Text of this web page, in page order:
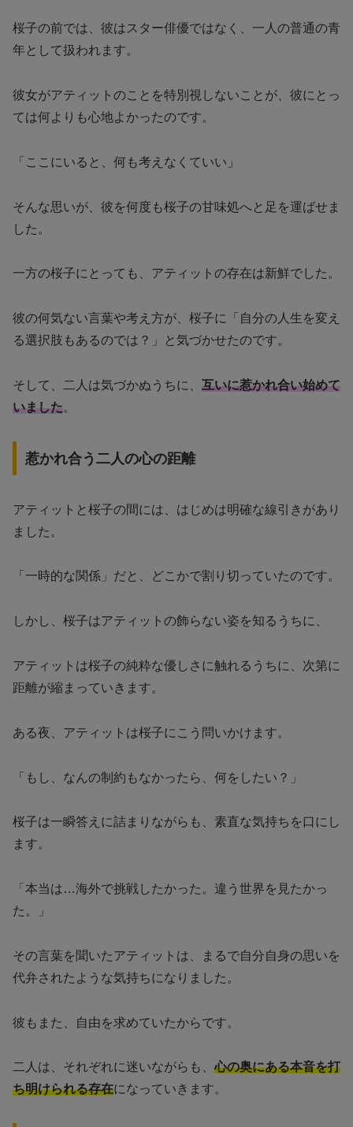
桜子の前では、彼はスター俳優ではなく、一人の普通の青
年として扱われます。
彼女がアティットのことを特別視しないことが、彼にとっ
ては何よりも心地よかったのです。
「ここにいると、何も考えなくていい」
そんな思いが、彼を何度も桜子の甘味処へと足を運ばせま
した。
一方の桜子にとっても、アティットの存在は新鮮でした。
彼の何気ない言葉や考え方が、桜子に「自分の人生を変え
る選択肢もあるのでは？」と気づかせたのです。
そして、二人は気づかぬうちに、 互いに惹かれ合い始めて
いました。
惹かれ合う二人の心の距離
アティットと桜子の間には、はじめは明確な線引きがあり
ました。
「一時的な関係」だと、どこかで割り切っていたのです。
しかし、桜子はアティットの飾らない姿を知るうちに、
アティットは桜子の純粋な優しさに触れるうちに、次第に
距離が縮まっていきます。
ある夜、アティットは桜子にこう問いかけます。
「もし、なんの制約もなかったら、何をしたい？」
桜子は一瞬答えに詰まりながらも、素直な気持ちを口にし
ます。
「本当は…海外で挑戦したかった。違う世界を見たかっ
た。」
その言葉を聞いたアティットは、まるで自分自身の思いを
代弁されたような気持ちになりました。
彼もまた、自由を求めていたからです。
二人は、それぞれに迷いながらも、 心の奥にある本音を打
ち明けられる存在になっていきます。